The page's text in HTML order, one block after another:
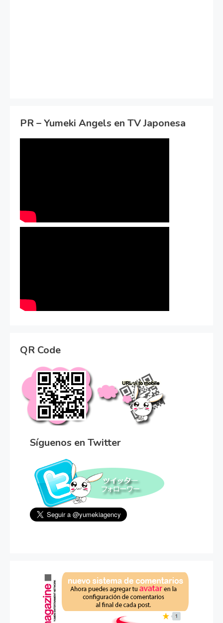
PR – Yumeki Angels en TV Japonesa
QR Code
Síguenos en Twitter